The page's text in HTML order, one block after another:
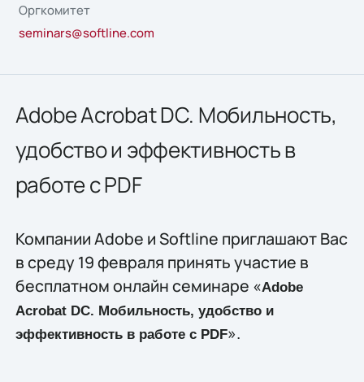
Оргкомитет
seminars@softline.com
Adobe Acrobat DC. Мобильность,
удобство и эффективность в
работе с PDF
Компании Adobe и Softline приглашают Вас
в среду 19 февраля принять участие в
бесплатном онлайн семинаре «Adobe
Acrobat DC. Мобильность, удобство и
эффективность в работе с PDF».